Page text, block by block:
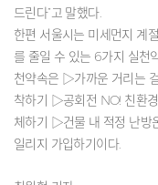
드린다”고 말했다.
한편 서울시는 미세먼지 계
를 줄일 수 있는 6가지 실천
천약속은 ▷가까운 거리는
착하기 ▷공회전 NO! 친환
체하기 ▷건물 내 적정 난방
일리지 가입하기이다.